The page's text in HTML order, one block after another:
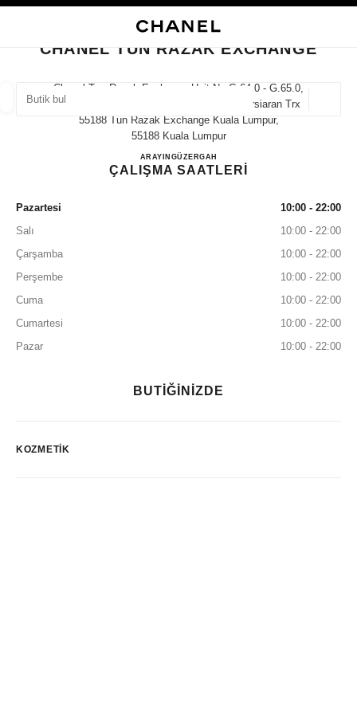
öneriler bu arama çubuğunun altında görüntülenir
0 Mevcut öneriler
BUTIK KARTINI KAPAT CHANEL TUN RAZAK EXCHANGE
CHANEL TUN RAZAK EXCHANGE
Chanel Tun Razak Exchange Unit No G.64.0 - G.65.0,
Ground Floor Plaza The Exchange Trx Persiaran Trx
55188 Tun Razak Exchange Kuala Lumpur,
55188 Kuala Lumpur
ARAYIN1800 812 838
GÜZERGAHCHANEL TUN RAZAK
ÇALIŞMA SAATLERİ
Pazartesi
10:00 - 22:00
Salı
10:00 - 22:00
Çarşamba
10:00 - 22:00
Perşembe
10:00 - 22:00
Cuma
10:00 - 22:00
Cumartesi
10:00 - 22:00
Pazar
10:00 - 22:00
BUTİĞİNİZDE
KOZMETIK
GÖZLÜKLER SAATLER VE FINE JEWELLERY